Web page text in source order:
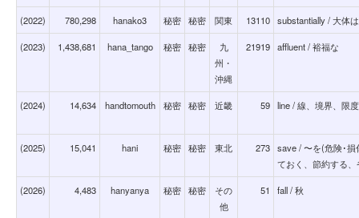
(2022) 780,298 hanako3 秘密 秘密 関東 13110 substantially / 大体
(2023) 1,438,681 hana_tango 秘密 秘密
九
州・
沖縄
21919 affluent / 裕福な
(2024) 14,634 handtomouth 秘密 秘密 近畿 59 line / 線、境界、限
(2025) 15,041 hani 秘密 秘密 東北 273 save / 〜を(危険･
ておく、節約する、
(2026) 4,483 hanyanya 秘密 秘密
その
他
51 fall / 秋